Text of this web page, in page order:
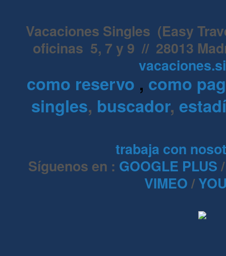
Vacaciones Singles (Easy
oficinas 5, 7 y 9 // 28013
como reservo , como
singles, buscador,
trabaja con
Síguenos en : GOOGLE PLUS
VIMEO /